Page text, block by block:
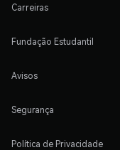
Carreiras
Fundação Estudantil
Avisos
Segurança
Política de Privacidade